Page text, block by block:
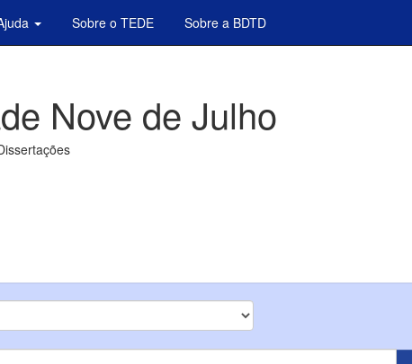
Sobre o TEDE Sobre a BDTD
Nove de Julho